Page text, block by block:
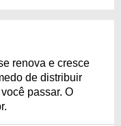
renova e cresce
de distribuir
passar. O